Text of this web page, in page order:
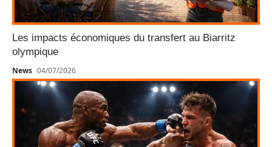
Les impacts économiques du transfert au Biarritz
olympique
News 04/07/2026